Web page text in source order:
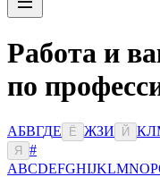
Работа и
по
АБВГДЕ Ё ЖЗИ Й КЛ
Я
#
ABCDEFGHIJKLMNOP